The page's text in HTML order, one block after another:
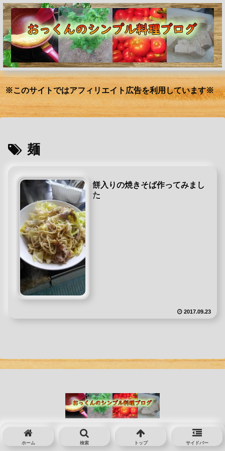
※このサイトではアフィリエイト広告を利用しています※
麺
餅入りの焼きそば作ってみまし
た
2017.09.23
© 2016 おっくんのシンプル料理のコツブログ.
ホーム 検索 トップ サイドバー